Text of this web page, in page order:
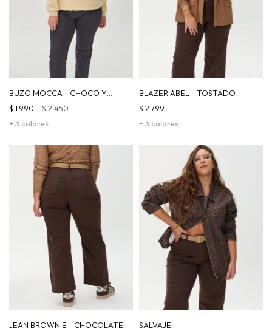
BUZO MOCCA - CHOCO Y
BEIGE
+ 3 colores
$ 1.990 $2.450
BLAZER ABEL - TOSTADO
+ 3 colores
$ 2.799
JEAN BROWNIE - CHOCOLATE
SALVAJE